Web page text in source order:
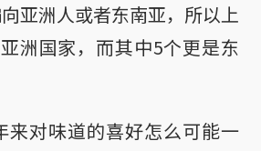
亚洲人或者东南亚，所以上
洲国家，而其中5个更是东
来对味道的喜好怎么可能一